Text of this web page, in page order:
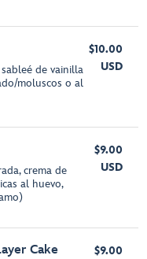
de vainilla
moluscos o al
$10.00
USD
crema de
al huevo,
$9.00
USD
Cake
$9.00